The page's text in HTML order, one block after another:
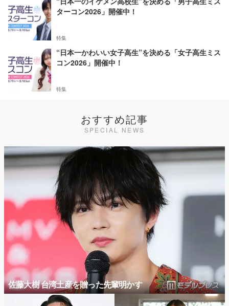
ターコン2026」開催中！
特集
“日本一かわいい女子高生”を決める「女子高生ミス
コン2026」開催中！
特集
おすすめ記事
SPECIAL NEWS
佐藤大樹 台湾土産を贈った先輩明かす